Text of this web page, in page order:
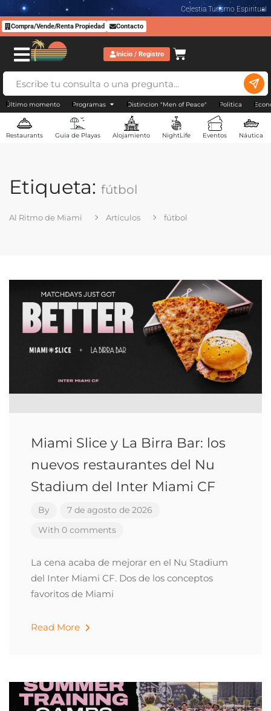
Celestia Turismo Espiritual
Compra/Vende/Renta Propiedad Contacto
Inicio / Registro
Último momento Programas Distincion "Men of Peace" Politica
Restaurants Guía de Playas Alojamiento NightLife Eventos Náutica
Etiqueta: fútbol
Al Ritmo de Miami Artículos fútbol
Miami Slice y La Birra Bar: los
nuevos restaurantes del Nu
Stadium del Inter Miami CF
By
7 de agosto de 2026
With 0 comments
La cena acaba de mejorar en el Nu Stadium
del Inter Miami CF. Dos de los conceptos
favoritos de Miami
Read More